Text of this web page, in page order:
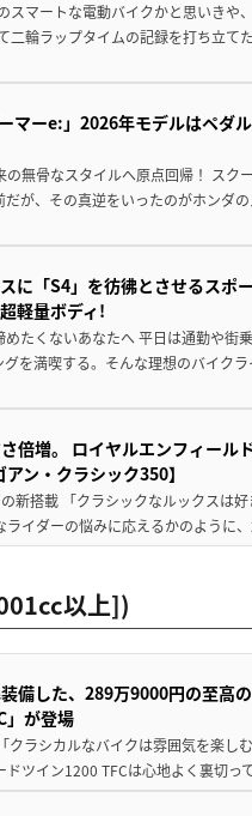
マートな電動バイクかと思いきや
二輪ラップタイムの記録を打ち立て
マーe:」2026年モデルはペダ
無骨なスタイルへ原点回帰！ スク
が、その真逆をいったのがホンダ
に「S4」を彷彿とさせるスポ
軽量ボディ!
たくないあなたへ 平日は通勤や街
を満喫する。そんな理想のバイク
倍増。 ロイヤルエンフィール
ン・クラシック350】
新搭載 「クラシックなルックスは
ライダーの悩みに応えるかのように
以上])
備した、289万9000円の至高
」が登場
ラシカルなバイクは雰囲気を楽し
ツイン1200 TFCは心地よく裏切